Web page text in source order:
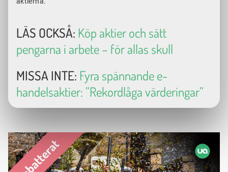
LÄS OCKSÅ: Köp aktier och sätt
pengarna i arbete – för allas skull
MISSA INTE: Fyra spännande e-
handelsaktier: ”Rekordlåga värderingar”